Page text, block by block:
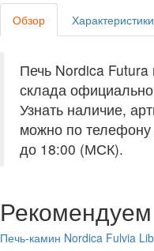
Обзор Характеристики
Печь Nordica Futura
склада
Узнать наличие,
можно по
до 18:00 (МСК).
Печь-камин Nordica Fulvia